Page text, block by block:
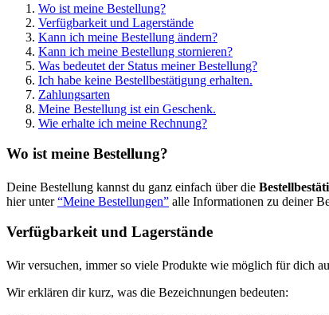
Wo ist meine Bestellung?
Verfügbarkeit und Lagerstände
Kann ich meine Bestellung ändern?
Kann ich meine Bestellung stornieren?
Was bedeutet der Status meiner Bestellung?
Ich habe keine Bestellbestätigung erhalten.
Zahlungsarten
Meine Bestellung ist ein Geschenk.
Wie erhalte ich meine Rechnung?
Wo ist meine Bestellung?
Deine Bestellung kannst du ganz einfach über die
hier unter“Meine Bestellungen” alle Informationen zu deiner
Verfügbarkeit und Lagerstände
Wir versuchen, immer so viele Produkte wie möglich für dich
Wir erklären dir kurz, was die Bezeichnungen bedeuten: